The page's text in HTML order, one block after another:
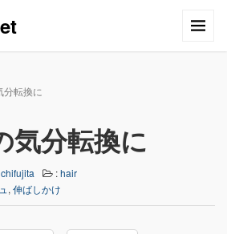
分転換に
気分転換に
:hair
, 伸ばしかけ